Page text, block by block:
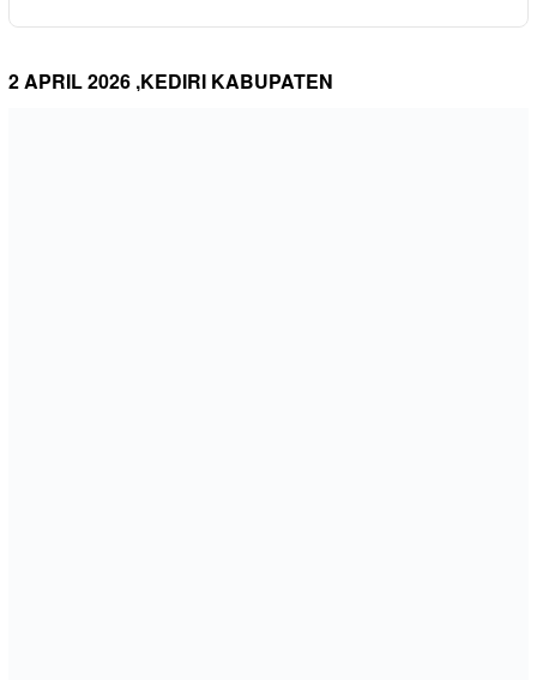
2 APRIL 2026 ,KEDIRI KABUPATEN